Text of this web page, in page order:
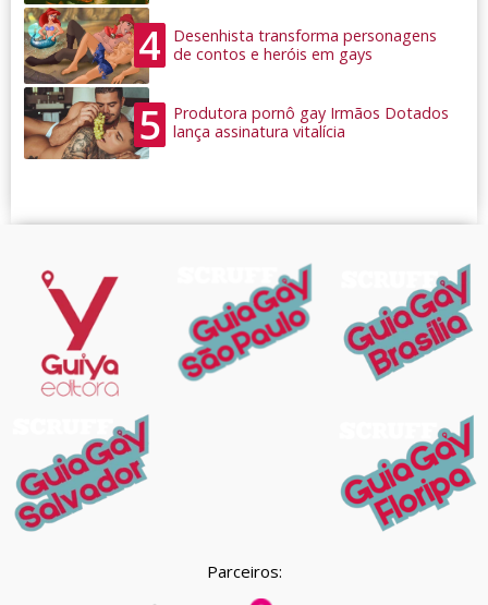
4
Desenhista transforma personagens
de contos e heróis em gays
5
Produtora pornô gay Irmãos Dotados
lança assinatura vitalícia
Parceiros: